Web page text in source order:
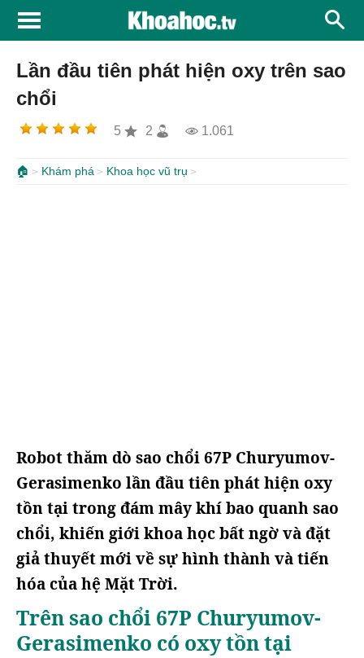
Lần đầu tiên phát hiện oxy trên sao
chổi
5 2 1.061
🏠 Khám phá Khoa học vũ trụ
Robot thăm dò sao chổi 67P Churyumov-
Gerasimenko lần đầu tiên phát hiện oxy
tồn tại trong đám mây khí bao quanh sao
chổi, khiến giới khoa học bất ngờ và đặt
giả thuyết mới về sự hình thành và tiến
hóa của hệ Mặt Trời.
Trên sao chổi 67P Churyumov-
Gerasimenko có oxy tồn tại